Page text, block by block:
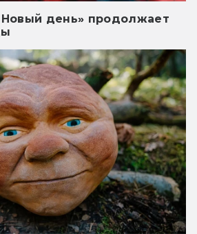
Новый день» продолжает